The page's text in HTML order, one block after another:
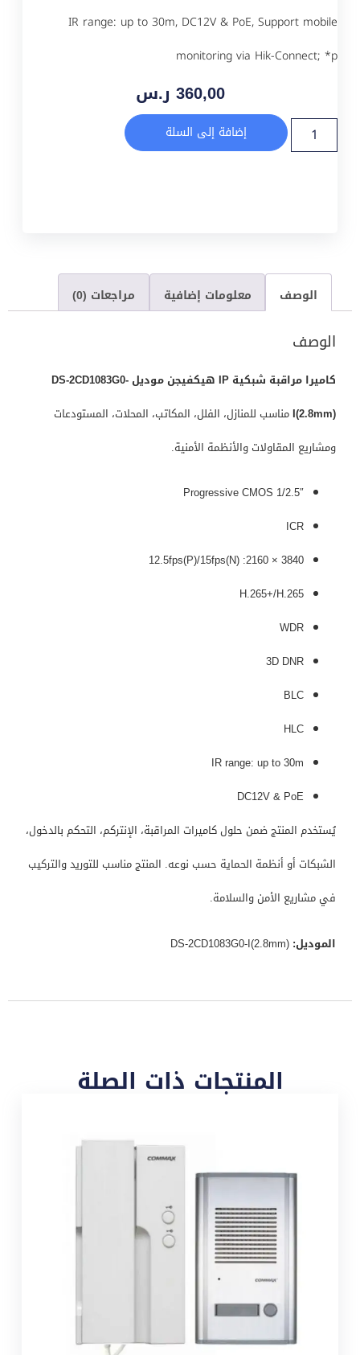
IR range: up to 30m, DC12V & PoE, Support mobile
monitoring via Hik-Connect; *p
360,00 ر.س
إضافة إلى السلة
الوصف معلومات إضافية مراجعات (0)
الوصف
كاميرا مراقبة شبكية IP هيكفيجن موديل DS-2CD1083G0-
I(2.8mm)مناسب للمنازل، الفلل، المكاتب، المحلات، المستودعات
ومشاريع المقاولات والأنظمة الأمنية.
1/2.5″ Progressive CMOS
ICR
3840 × 2160: 12.5fps(P)/15fps(N)
H.265+/H.265
WDR
3D DNR
BLC
HLC
IR range: up to 30m
DC12V & PoE
يُستخدم المنتج ضمن حلول كاميرات المراقبة، الإنتركم، التحكم بالدخول،
الشبكات أو أنظمة الحماية حسب نوعه. المنتج مناسب للتوريد والتركيب
في مشاريع الأمن والسلامة.
الموديل:
المنتجات ذات الصلة